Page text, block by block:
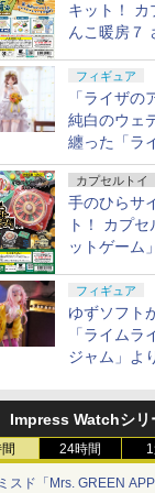
キット！ カ
んこ暖房７
フィギュア
「ライザの
純白のウェ
纏った「ラ
ールフィギ
カプセルトイ
手のひらサ
ト！ カプ
ットゲーム
フィギュア
ゆずソフト
「ライムラ
ジャム」よ
登場！
Impress Watchシリ
24時間
スド「Mrs. GREEN